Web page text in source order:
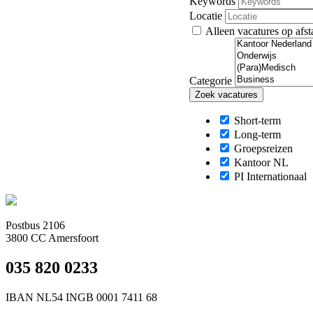
Locatie
Alleen vacatures op
Categorie
Short-term
Long-term
Groepsreizen
Kantoor NL
PI Internationaal
Postbus 2106
3800 CC Amersfoort
035 820 0233
IBAN NL54 INGB 0001 7411 68